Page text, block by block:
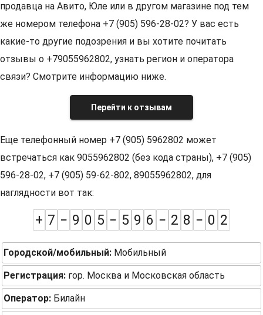
продавца на Авито, Юле или в другом магазине под тем
же номером телефона +7 (905) 596-28-02? У вас есть
какие-то другие подозрения и вы хотите почитать
отзывы о +79055962802, узнать регион и оператора
связи? Смотрите информацию ниже.
Перейти к отзывам
Еще телефонный номер +7 (905) 5962802 может
встречаться как 9055962802 (без кода страны), +7 (905)
596-28-02, +7 (905) 59-62-802, 89055962802, для
наглядности вот так:
+ 7 − 9 0 5 − 5 9 6 − 2 8 − 0 2
Городской/мобильный: Мобильный
Регистрация: гор. Москва и Московская область
Оператор: Билайн